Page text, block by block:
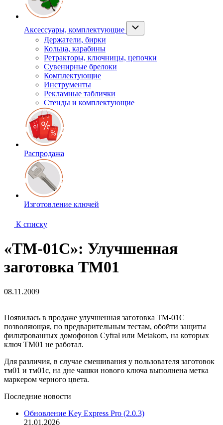
Аксессуары, комплектующие
Держатели, бирки
Кольца, карабины
Ретракторы, ключницы, цепочки
Сувенирные брелоки
Комплектующие
Инструменты
Рекламные таблички
Стенды и комплектующие
Распродажа
Изготовление ключей
К списку
«ТМ-01С»: Улучшенная
заготовка ТМ01
08.11.2009
Появилась в продаже улучшенная заготовка ТМ-01С
позволяющая, по предварительным тестам, обойти защиты
фильтрованных домофонов Cyfral или Metakom, на которых
ключ ТМ01 не работал.
Для различия, в случае смешивания у пользователя заготовок
тм01 и тм01с, на дне чашки нового ключа выполнена метка
маркером черного цвета.
Последние новости
Обновление Key Express Pro (2.0.3)
21.01.2026